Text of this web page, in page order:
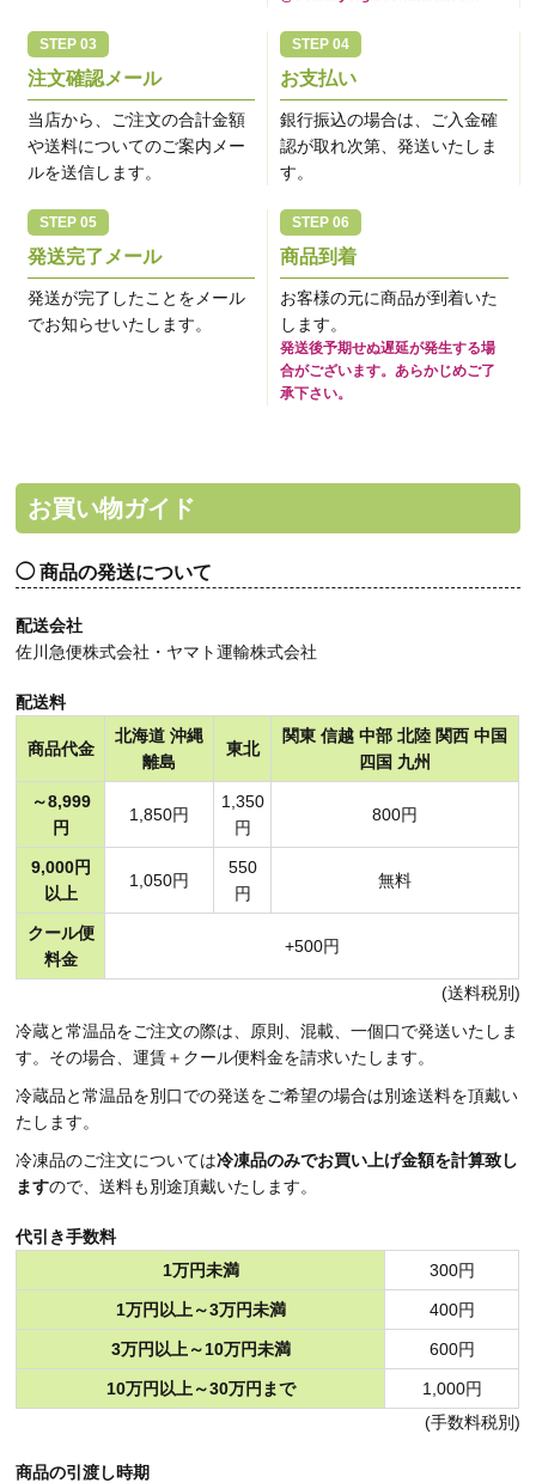
注文確認メール
当店から、ご注文の合計金額
や送料についてのご案内メー
ルを送信します。
お支払い
銀行振込の場合は、ご入金確
認が取れ次第、発送いたしま
す。
発送完了メール
発送が完了したことをメール
でお知らせいたします。
商品到着
お客様の元に商品が到着いた
します。
発送後予期せぬ遅延が発生する場
合がございます。あらかじめご了
承下さい。
お買い物ガイド
商品の発送について
配送会社
佐川急便株式会社・ヤマト運輸株式会社
配送料
商品代金
北海道 沖縄
離島
東北
関東 信越 中部 北陸 関西 中国
四国 九州
～8,999
円
1,850円
1,350
円
800円
9,000円
以上
1,050円
550
円
無料
クール便
料金
+500円
(送料税別)
冷蔵と常温品をご注文の際は、原則、混載、一個口で発送いたしま
す。その場合、運賃＋クール便料金を請求いたします。
冷蔵品と常温品を別口での発送をご希望の場合は別途送料を頂戴い
たします。
冷凍品のご注文については冷凍品のみでお買い上げ金額を計算致し
ますので、送料も別途頂戴いたします。
代引き手数料
1万円未満
300円
1万円以上～3万円未満 400円
3万円以上～10万円未満 600円
10万円以上～30万円まで
1,000円
(手数料税別)
商品の引渡し時期